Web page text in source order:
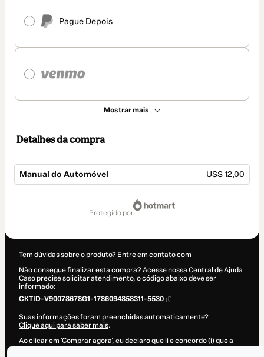
Pague Depois
Mostrar mais
Detalhes da compra
Manual do Automóvel US$ 12,00
protegido por
Tem dúvidas sobre o produto? Entre em contato com
Não consegue finalizar esta compra? Acesse nossa Central de Ajuda
Caso precise solicitar atendimento, o código abaixo deve ser
informado:
CKTID-V90078678G1-1786094858311-5530
Suas informações foram preenchidas automaticamente?
Clique aqui para saber mais.
Ao clicar em 'Comprar agora', eu declaro que li e concordo (i) que a
Hotmart está processando este pedido em nome deManual do